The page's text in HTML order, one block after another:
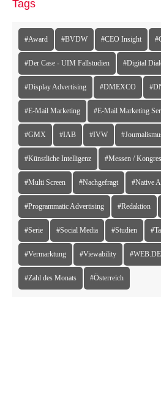
Tags
#Award #BVDW #CEO Insight
#Der Case - UIM Fallstudien #Digital
#Display Advertising #DMEXCO
#E-Mail Marketing #E-Mail Marketing
#GMX #IAB #IVW
#Künstliche Intelligenz #Messen /
#Multi Screen #Nachgefragt #Native
#Programmatic Advertising #Redaktion
#Serie #Social Media #Studien
#Vermarktung #Viewability #WEB.DE
#Zahl des Monats #Österreich